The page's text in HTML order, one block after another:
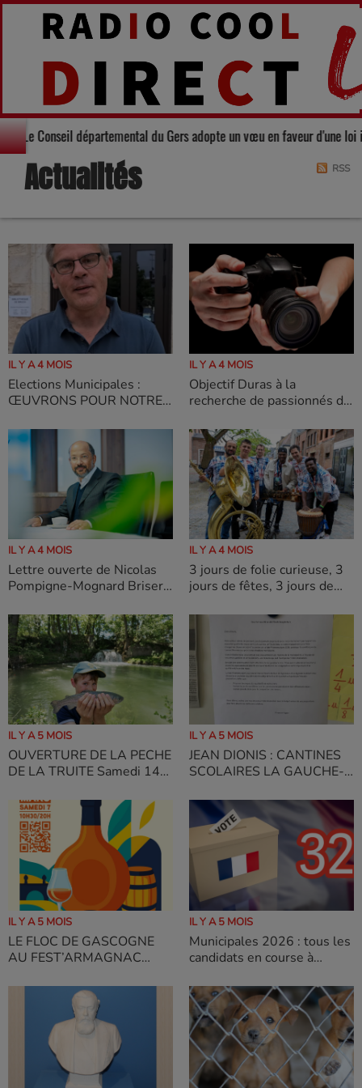
Solidarité : Le Conseil départemental du Gers adopte un vœu en
Actualités RSS
IL Y A 4 MOIS
Elections Municipales :
ŒUVRONS POUR NOTRE
IL Y A 4 MOIS
Objectif Duras à la
recherche de passionnés de
IL Y A 4 MOIS
Lettre ouverte de Nicolas
Pompigne-Mognard Briser
pourquoi je soutiens Patrick
Large
IL Y A 4 MOIS
3 jours de folie curieuse, 3
jours de fêtes, 3 jours de
convivialité !
IL Y A 5 MOIS
OUVERTURE DE LA PECHE
DE LA TRUITE Samedi 14
vos cannes
IL Y A 5 MOIS
JEAN DIONIS : CANTINES
SCOLAIRES LA GAUCHE-
HONTEUSEMENT LES
ENFANTS DE NOS ECOLES
IL Y A 5 MOIS
LE FLOC DE GASCOGNE
AU FEST’ARMAGNAC
IL Y A 5 MOIS
Municipales 2026 : tous les
candidats en course à